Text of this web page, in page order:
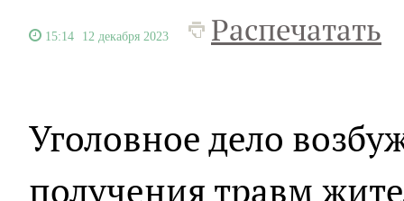
15:14 12 декабря 2023 Распечатать
Уголовное дело
получения травм